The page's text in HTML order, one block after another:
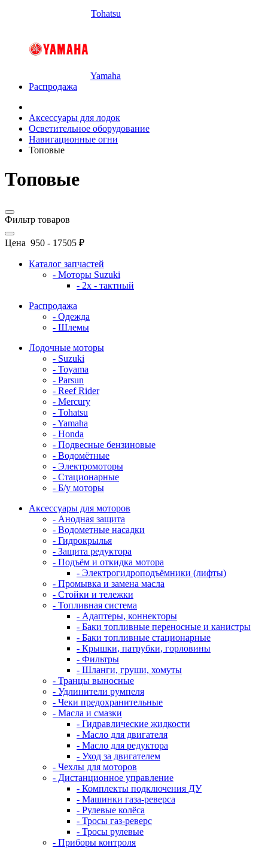
Tohatsu
Yamaha
Распродажа
Аксессуары для лодок
Осветительное оборудование
Навигационные огни
Топовые
Топовые
Фильтр товаров
Цена 950 - 17505 ₽
Каталог запчастей
- Моторы Suzuki
- 2x - тактный
Распродажа
- Одежда
- Шлемы
Лодочные моторы
- Suzuki
- Toyama
- Parsun
- Reef Rider
- Mercury
- Tohatsu
- Yamaha
- Honda
- Подвесные бензиновые
- Водомётные
- Электромоторы
- Стационарные
- Б/у моторы
Аксессуары для моторов
- Анодная защита
- Водометные насадки
- Гидрокрылья
- Защита редуктора
- Подъём и откидка мотора
- Электрогидроподъёмники (лифты)
- Промывка и замена масла
- Стойки и тележки
- Топливная система
- Адаптеры, коннекторы
- Баки топливные переносные и канистры
- Баки топливные стационарные
- Крышки, патрубки, горловины
- Фильтры
- Шланги, груши, хомуты
- Транцы выносные
- Удлинители румпеля
- Чеки предохранительные
- Масла и смазки
- Гидравлические жидкости
- Масло для двигателя
- Масло для редуктора
- Уход за двигателем
- Чехлы для моторов
- Дистанционное управление
- Комплекты подключения ДУ
- Машинки газа-реверса
- Рулевые колёса
- Тросы газ-реверс
- Тросы рулевые
- Приборы контроля